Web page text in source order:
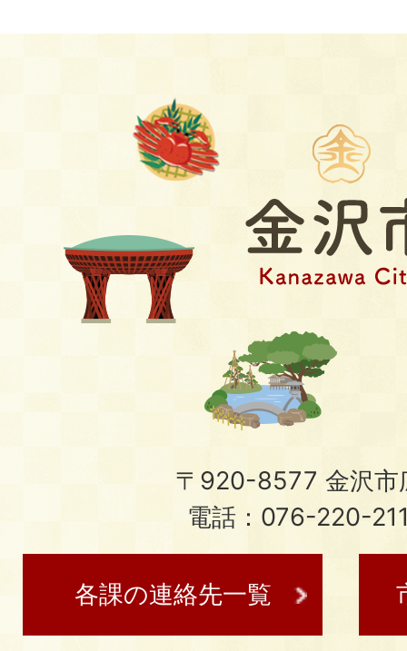
〒920-8577 金沢市
電話：076-220-
各課の連絡先一覧